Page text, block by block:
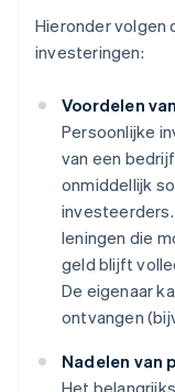
Hieronder volgen
investeringen:
Voordelen
Persoonlijke
van een
onmiddellijk
leningen die
geld blijft
De eigenaar
ontvangen
Nadelen van